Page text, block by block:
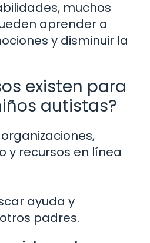
muchos
aprender a
y disminuir la
existen para
autistas?
y recursos en línea
ayuda y
padres.